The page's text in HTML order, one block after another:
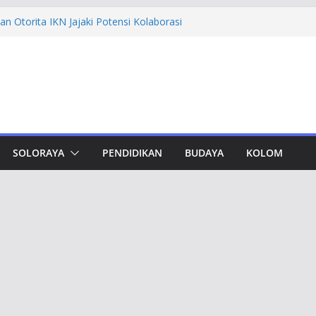
Otorita IKN Jajaki Potensi Kolaborasi
Muktamar Tapak Suci, Ahmad Luthfi
Jadi Penguat Persatuan Bangsa
Award, Ahmad Luthfi Dinilai
untuk Jateng
Taj Yasin Minta Optimalkan
SOLORAYA PENDIDIKAN BUDAYA KOLOM